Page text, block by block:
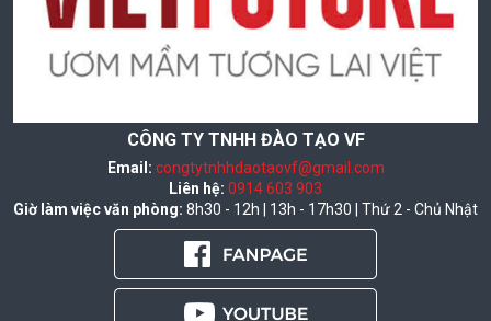
CÔNG TY TNHH ĐÀO TẠO VF
Email: congtytnhhdaotaovf@gmail.com
Liên hệ: 0914 603 903
Giờ làm việc văn phòng: 8h30 - 12h | 13h - 17h30 | Thứ 2 - Chủ Nhật